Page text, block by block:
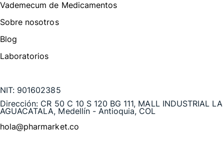
Vademecum de Medicamentos
Sobre nosotros
Blog
Laboratorios
NIT: 901602385
Dirección: CR 50 C 10 S 120 BG 111, MALL INDUSTRIAL LA
AGUACATALA, Medellín - Antioquia, COL
hola@pharmarket.co